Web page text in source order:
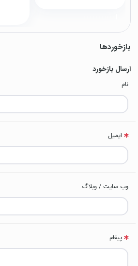
بازخوردها
ارسال بازخورد
نام
ایمیل
وب سایت / وبلاگ
پیغام